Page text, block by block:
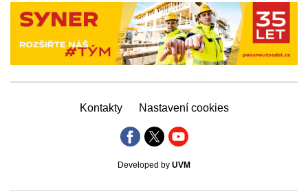
Kontakty Nastavení cookies
Developed by UVM